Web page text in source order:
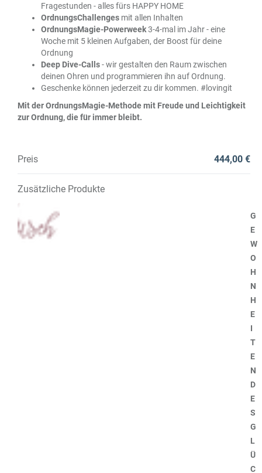
Fragestunden - alles fürs HAPPY HOME
OrdnungsChallenges mit allen Inhalten
OrdnungsMagie-Powerweek3-4-mal im Jahr - eine
Woche mit 5 kleinen Aufgaben, der Boost für deine
Ordnung
Deep Dive-Calls- wir gestalten den Raum zwischen
deinen Ohren und programmieren ihn auf Ordnung.
Geschenke können jederzeit zu dir kommen. #lovingit
Mit der OrdnungsMagie-Methode mit Freude und Leichtigkeit
zur Ordnung, die für immer bleibt.
Preis 444,00 €
Zusätzliche Produkte
G
E
W
O
H
N
H
E
I
T
E
N
D
E
S
G
L
Ü
C